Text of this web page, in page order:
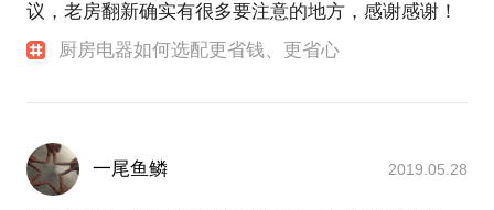
议，老房翻新确实有很多要注意的地方，感谢感谢！
厨房电器如何选配更省钱、更省心
一尾鱼鳞 2019.05.28